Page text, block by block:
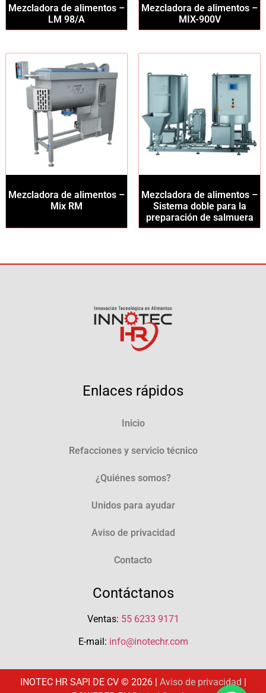
Mezcladora de alimentos –
LM 98/A
Mezcladora de alimentos –
MIX-900V
Mezcladora de alimentos –
Mix RM
Mezcladora de alimentos –
Sistema doble para la
preparación de salmuera
Enlaces rápidos
Inicio
Refacciones y servicio técnico
¿Quiénes somos?
Unidos para ayudar
Aviso de privacidad
Contacto
Contáctanos
Ventas: 55 6233 9171
E-mail: info@inotechr.com
INOTEC HR SAPI DE CV © 2026 | Aviso de privacidad